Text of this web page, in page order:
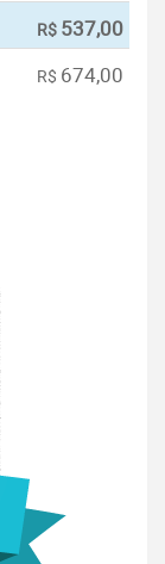
R$ 537,00
R$ 674,00